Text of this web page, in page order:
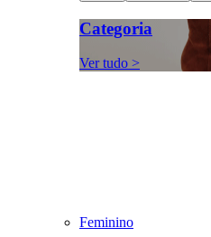
Categoria
Ver tudo >
Feminino